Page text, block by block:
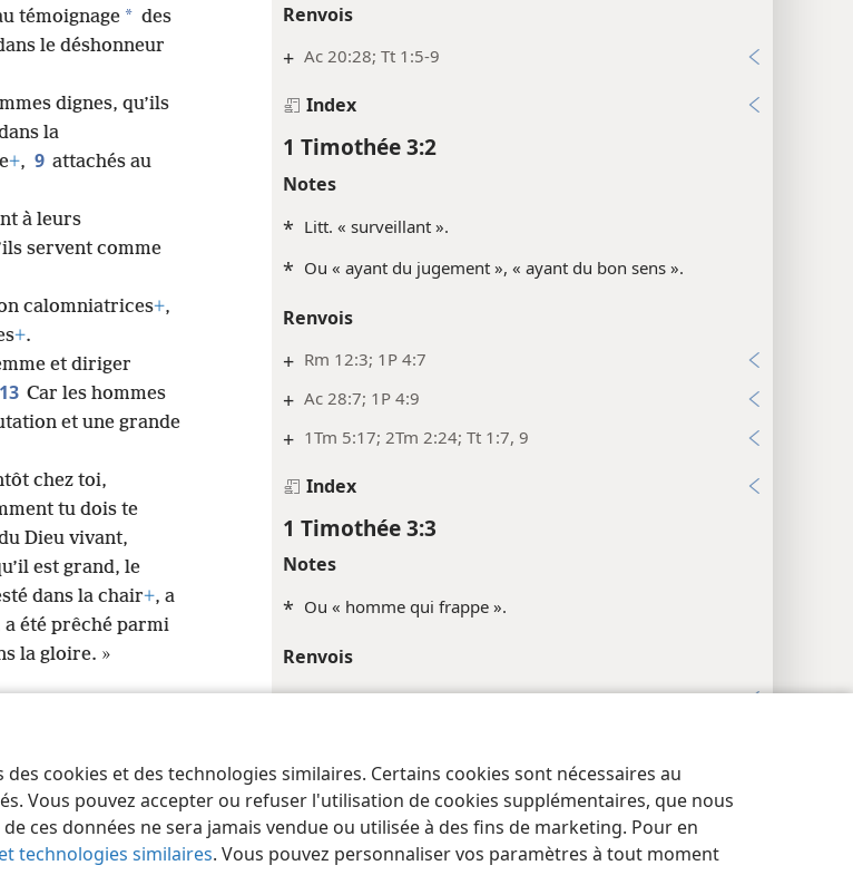
cookies et des technologies similaires. Certains cookies sont nécessaires au
Vous pouvez accepter ou refuser l'utilisation de cookies supplémentaires, que nous
ces données ne sera jamais vendue ou utilisée à des fins de marketing. Pour en
technologies similaires. Vous pouvez personnaliser vos paramètres à tout moment
Renvois
+ Ac 20:28; Tt 1:5-9
Index
1 Timothée 3:2
Notes
* Litt. « surveillant ».
* Ou « ayant du jugement », « ayant du bon sens ».
Renvois
+ Rm 12:3; 1P 4:7
+ Ac 28:7; 1P 4:9
+ 1Tm 5:17; 2Tm 2:24; Tt 1:7, 9
Index
1 Timothée 3:3
Notes
* Ou « homme qui frappe ».
Renvois
+ Rm 13:13
+ Rm 12:18; Jc 3:18
+ Hé 13:5; 1P 5:2
Index
témoignage * des
le déshonneur
dignes, qu’ils
la
+, 9 attachés au
à leurs
servent comme
calomniatrices+,
+.
et diriger
13 Car les hommes
et une grande
chez toi,
tu dois te
Dieu vivant,
est grand, le
dans la chair+, a
a été prêché parmi
la gloire. »
d’utilisation Règles de confidentialité Paramètres de confidentialité JW.ORG Se connecter